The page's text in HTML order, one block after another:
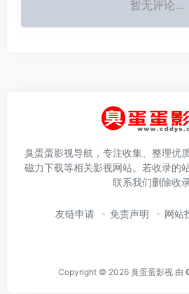
暂无评论...
臭蛋蛋影视导航，专注收集、整理优
磁力下载等相关影视网站。若收录的
联系我们删除收录
友链申请 免责声明 网站
Copyright © 2026 臭蛋蛋影视 由